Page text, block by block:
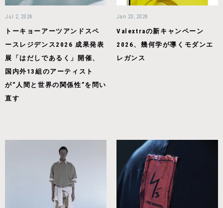
Jul 2, 2026
トーキョーアーツアンドスペ
ースレジデンス2026 成果発表
展「はだしであるく」開催、
国内外13組のアーティスト
が“人間と世界の関係性”を問い
直す
Jan 23, 2026
Valextraの新キャンペーン
2026、幾何学が導くモダンエ
レガンス